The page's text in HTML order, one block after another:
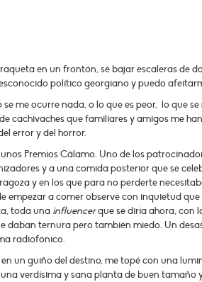
en un frontón, sé bajar escaleras de
político georgiano y puedo
me ocurre nada, o lo que es peor, lo que
cachivaches que familiares y amigos me
error y del horror.
Premios Cálamo. Uno de los
y a una comida posterior que se
y en los que para no perderte
a comer observé con inquietud
toda una influencerque se diría ahora, con
daban ternura pero también miedo. Un
radiofónico.
un guiño del destino, me topé con una
verdísima y sana planta de buen tamaño